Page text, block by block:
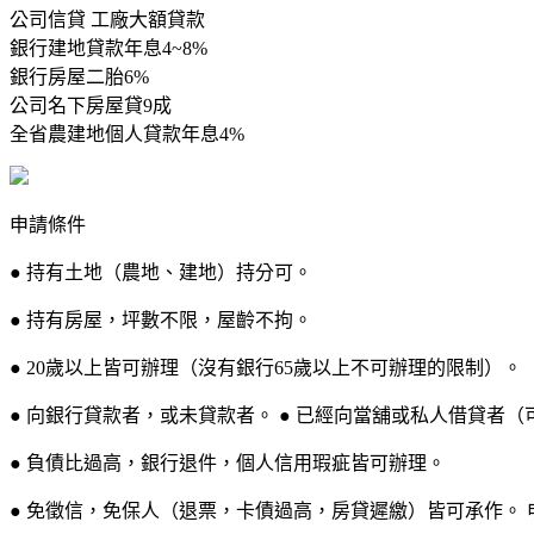
公司信貸 工廠大額貸款
銀行建地貸款年息4~8%
銀行房屋二胎6%
公司名下房屋貸9成
全省農建地個人貸款年息4%
申請條件
● 持有土地（農地、建地）持分可。
● 持有房屋，坪數不限，屋齡不拘。
● 20歲以上皆可辦理（沒有銀行65歲以上不可辦理的限制）。
● 向銀行貸款者，或未貸款者。 ● 已經向當舖或私人借貸者（
● 負債比過高，銀行退件，個人信用瑕疵皆可辦理。
● 免徵信，免保人（退票，卡債過高，房貸遲繳）皆可承作。